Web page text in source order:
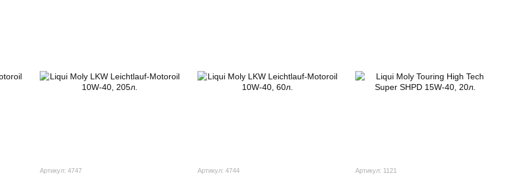
Артикул: 4747 Артикул: 4744 Артикул: 1121